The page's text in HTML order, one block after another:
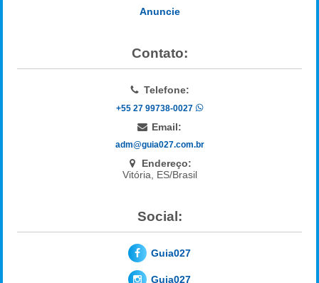
Anuncie
Contato:
Telefone:
+55 27 99738-0027
Email:
adm@guia027.com.br
Endereço:
Vitória, ES/Brasil
Social:
Guia027
Guia027